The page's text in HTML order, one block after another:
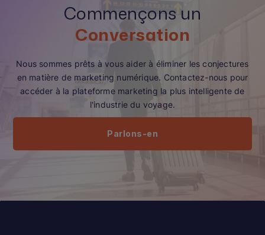
Commençons un
Conversation
Nous sommes prêts à vous aider à éliminer les conjectures
en matière de marketing numérique. Contactez-nous pour
accéder à la plateforme marketing la plus intelligente de
l'industrie du voyage.
Parlons-en